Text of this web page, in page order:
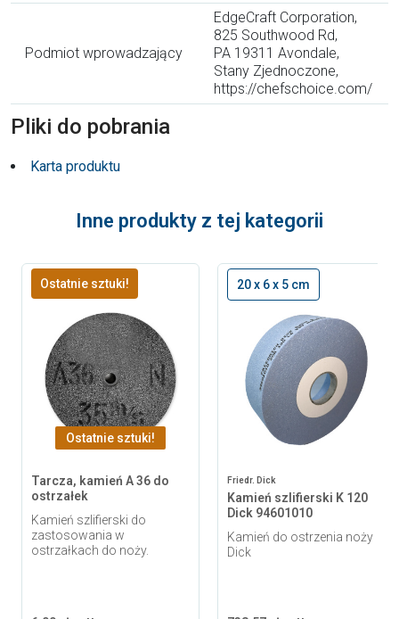
Podmiot wprowadzający
EdgeCraft Corporation,
825 Southwood Rd,
PA 19311 Avondale,
Stany Zjednoczone,
https://chefschoice.com/
Pliki do pobrania
Karta produktu
Inne produkty z tej kategorii
Ostatnie sztuki!
Ostatnie sztuki!
Tarcza, kamień A 36 do
ostrzałek
Kamień szlifierski do
zastosowania w
ostrzałkach do noży.
20 x 6 x 5 cm
Friedr. Dick
Kamień szlifierski K 120
Dick 94601010
Kamień do ostrzenia noży
Dick